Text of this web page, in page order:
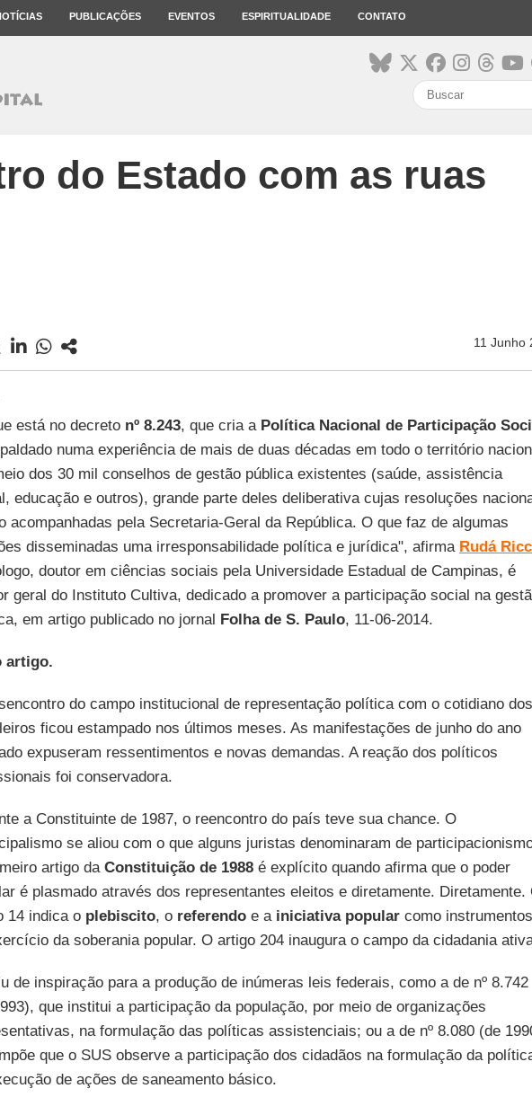
PUBLICAÇÕES EVENTOS ESPIRITUALIDADE CONTATO
do Estado com as ruas
11 Junho
está no decreto nº 8.243, que cria a Política Nacional de Participação
numa experiência de mais de duas décadas em todo o território
dos 30 mil conselhos de gestão pública existentes (saúde, assistência
educação e outros), grande parte deles deliberativa cujas resoluções
acompanhadas pela Secretaria-Geral da República. O que faz de algumas
disseminadas uma irresponsabilidade política e jurídica", afirma Rudá
doutor em ciências sociais pela Universidade Estadual de Campinas, é
geral do Instituto Cultiva, dedicado a promover a participação social na
em artigo publicado no jornal Folha de S. Paulo, 11-06-2014.
artigo.
do campo institucional de representação política com o cotidiano dos
ficou estampado nos últimos meses. As manifestações de junho do ano
expuseram ressentimentos e novas demandas. A reação dos políticos
foi conservadora.
a Constituinte de 1987, o reencontro do país teve sua chance. O
se aliou com o que alguns juristas denominaram de
artigo da Constituição de 1988é explícito quando afirma que o poder
é plasmado através dos representantes eleitos e diretamente. Diretamente.
14 indica o plebiscito, o referendoe a iniciativa popularcomo instrumentos
da soberania popular. O artigo 204 inaugura o campo da cidadania
de inspiração para a produção de inúmeras leis federais, como a de nº 8.742
que institui a participação da população, por meio de organizações
na formulação das políticas assistenciais; ou a de nº 8.080 (de
que o SUS observe a participação dos cidadãos na formulação da
de ações de saneamento básico.